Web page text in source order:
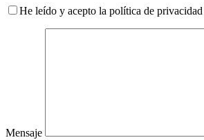
He leído y acepto la política de privacidad
Mensaje